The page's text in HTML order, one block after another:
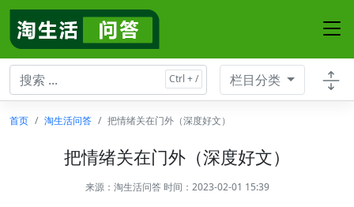
栏目分类
首页 淘生活问答 把情绪关在门外（深度好文）
把情绪关在门外（深度好文）
来源： 淘生活问答 时间：2023-02-01 15:39